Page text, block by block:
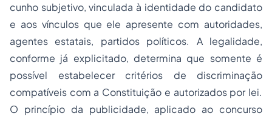
cunho subjetivo, vinculada à identidade do candidato
e aos vínculos que ele apresente com autoridades,
agentes estatais, partidos políticos. A legalidade,
conforme já explicitado, determina que somente é
possível estabelecer critérios de discriminação
compatíveis com a Constituição e autorizados por lei.
O princípio da publicidade, aplicado ao concurso